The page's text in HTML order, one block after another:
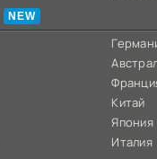
Китай
Япония
Италия